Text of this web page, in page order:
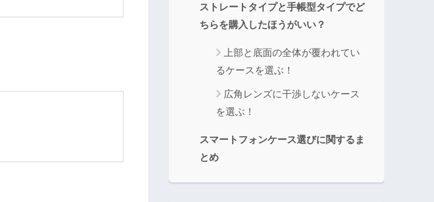
ストレートタイプと手帳型タイプでど
ちらを購入したほうがいい？
上部と底面の全体が覆われてい
るケースを選ぶ！
広角レンズに干渉しないケース
を選ぶ！
スマートフォンケース選びに関するま
とめ